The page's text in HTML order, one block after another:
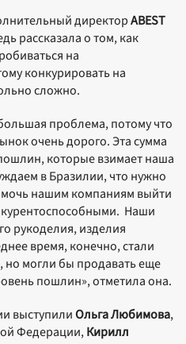
директорABEST
рассказала о том, как
на
конкурировать на
сложно.
проблема, потому что
очень дорого. Эта сумма
которые взимает наша
в Бразилии, что нужно
нашим компаниям выйти
Наши
рукоделия, изделия
время, конечно, стали
но могли бы продавать еще
пошлин», отметила она.
выступилиОльга Любимова,
Федерации,Кирилл